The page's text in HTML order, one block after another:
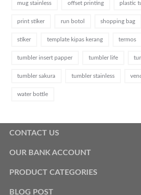
mug stainless offset printing plastic
print stiker run botol shopping bag
stiker template kipas kerang termos
tumbler insert papper tumbler life
tumbler sakura tumbler stainless
water bottle
CONTACT US
OUR BANK ACCOUNT
PRODUCT CATEGORIES
BLOG POST